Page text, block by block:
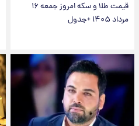
قیمت طلا و سکه امروز جمعه ۱۶
مرداد ۱۴۰۵ +جدول